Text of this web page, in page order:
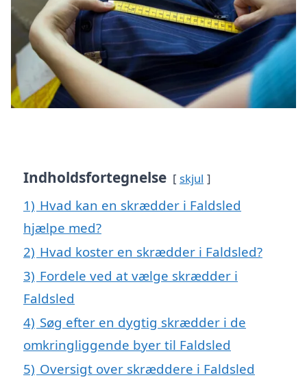
Indholdsfortegnelse skjul
1) Hvad kan en skrædder i Faldsled
hjælpe med?
2) Hvad koster en skrædder i Faldsled?
3) Fordele ved at vælge skrædder i
Faldsled
4) Søg efter en dygtig skrædder i de
omkringliggende byer til Faldsled
5) Oversigt over skræddere i Faldsled